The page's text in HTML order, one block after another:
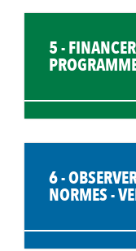
5 -
6 -
NORMES -